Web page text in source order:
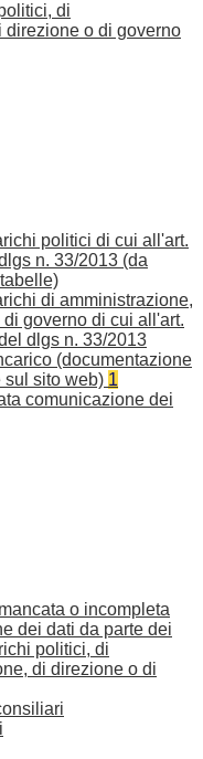
di
direzione o di governo
politici di cui all'art.
n. 33/2013 (da
di amministrazione,
governo di cui all'art.
dlgs n. 33/2013
(documentazione
sul sito web) 1
comunicazione dei
o incompleta
dei dati da parte dei
politici, di
di direzione o di